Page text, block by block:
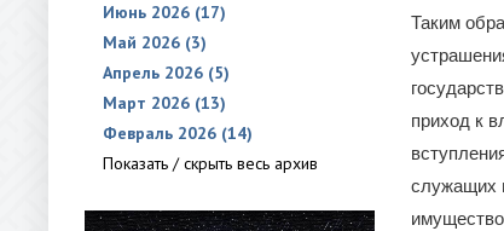
Июнь 2026 (17)
Май 2026 (3)
Апрель 2026 (5)
Март 2026 (13)
Февраль 2026 (14)
Показать / скрыть весь архив
Таким
приход к
служащих